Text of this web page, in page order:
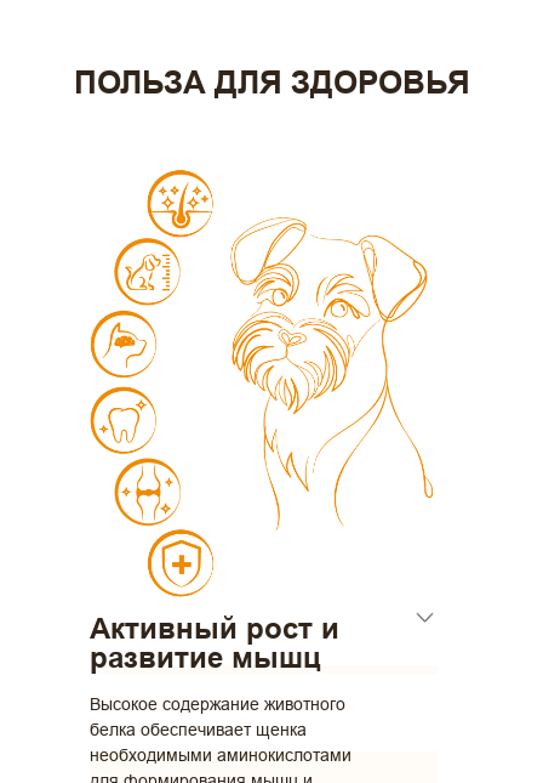
ПОЛЬЗА ДЛЯ ЗДОРОВЬЯ
Активный рост и
развитие мышц
Высокое содержание животного
белка обеспечивает щенка
необходимыми аминокислотами